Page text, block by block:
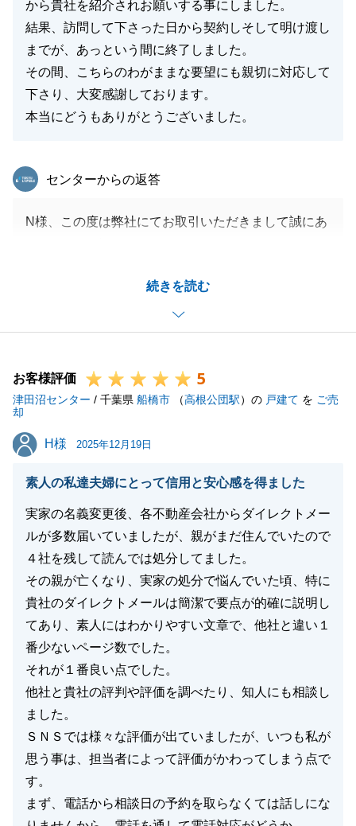
から貴社を紹介されお願いする事にしました。
結果、訪問して下さった日から契約しそして明け渡し
までが、あっという間に終了しました。
その間、こちらのわがままな要望にも親切に対応して
下さり、大変感謝しております。
本当にどうもありがとうございました。
続きを読む
東急リバブル
センターからの返答
N様、この度は弊社にてお取引いただきまして誠にあ
めることが出来ました。
今後も不動産売却につきまして同様にお悩み事がある
お知り合いの方がいらっしゃいましたら
お客様評価 5
津田沼センター / 千葉県 船橋市 （高根公団駅）の 戸建て を ご売
却
H様
H様 2025年12月19日
素人の私達夫婦にとって信用と安心感を得ました
実家の名義変更後、各不動産会社からダイレクトメー
ルが多数届いていましたが、親がまだ住んでいたので
４社を残して読んでは処分してました。
その親が亡くなり、実家の処分で悩んでいた頃、特に
貴社のダイレクトメールは簡潔で要点が的確に説明し
てあり、素人にはわかりやすい文章で、他社と違い１
番少ないページ数でした。
それが１番良い点でした。
他社と貴社の評判や評価を調べたり、知人にも相談し
ました。
ＳＮＳでは様々な評価が出ていましたが、いつも私が
思う事は、担当者によって評価がかわってしまう点で
す。
まず、電話から相談日の予約を取らなくては話しにな